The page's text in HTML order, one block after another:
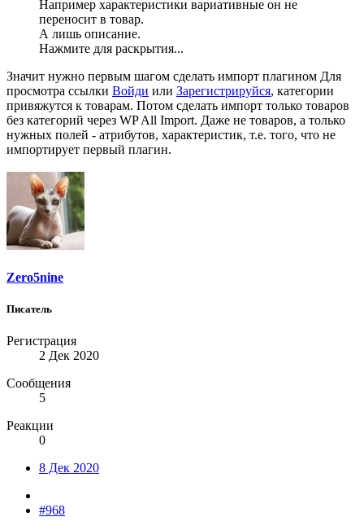
Например характеристики вариативные он не
переносит в товар.
А лишь описание.
Нажмите для раскрытия...
Значит нужно первым шагом сделать импорт плагином Для
просмотра ссылки Войди или Зарегистрируйся, категории
привяжутся к товарам. Потом сделать импорт только товаров
без категорий через WP All Import. Даже не товаров, а только
нужных полей - атрибутов, характеристик, т.е. того, что не
импортирует первый плагин.
Zero5nine
Писатель
Регистрация
2 Дек 2020
Сообщения
5
Реакции
0
8 Дек 2020
#968